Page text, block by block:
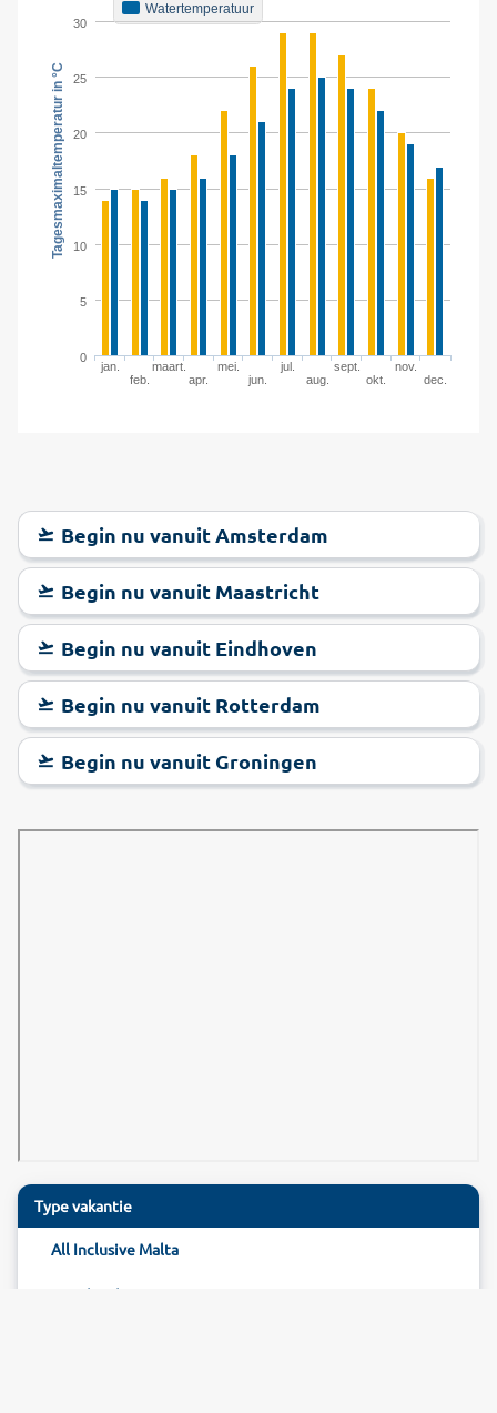
Tagesmaximaltemperatur in °C
Watertemperatuur
jan.
feb.
maart.
apr.
mei.
jun.
jul.
aug.
sept.
okt.
nov.
dec.
0
5
10
15
20
25
30
Begin nu vanuit Amsterdam
Begin nu vanuit Maastricht
Begin nu vanuit Eindhoven
Begin nu vanuit Rotterdam
Begin nu vanuit Groningen
Type vakantie
All Inclusive Malta
Hotel Malta